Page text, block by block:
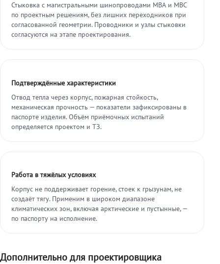
Стыковка с магистральными шинопроводами МВА и МВС
по проектным решениям, без лишних переходников при
согласованной геометрии. Проводники и узлы стыковки
согласуются на этапе проектирования.
Подтверждённые характеристики
Отвод тепла через корпус, пожарная стойкость,
механическая прочность — показатели зафиксированы в
паспорте изделия. Объём приёмочных испытаний
определяется проектом и ТЗ.
Работа в тяжёлых условиях
Корпус не поддерживает горение, стоек к грызунам, не
создаёт тягу. Применим в широком диапазоне
климатических зон, включая арктические и пустынные, —
по паспорту на исполнение.
Дополнительно для проектировщика